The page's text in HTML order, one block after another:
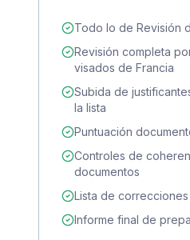
Todo lo de Revisión
Revisión completa
visados de Francia
Subida de
la lista
Puntuación
Controles de
documentos
Lista de
Informe final de